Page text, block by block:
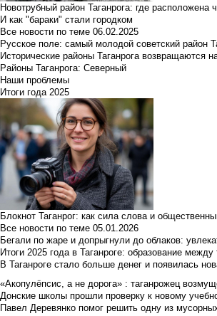
Новотрубный район Таганрога: где расположена
И как "бараки" стали городком
Все новости по теме 06.02.2025
Русское поле: самый молодой советский район
Исторические районы Таганрога возвращаются
Районы Таганрога: Северный
Наши проблемы
Итоги года 2025
Блокнот Таганрог: как сила слова и
Все новости по теме 05.01.2026
Бегали по жаре и допрыгнули до облаков:
Итоги 2025 года в Таганроге: образование
В Таганроге стало больше денег и появилась
«Акопулёпсис, а не дорога» : таганрожец
Донские школы прошли проверку к новому
Павел Деревянко помог решить одну из